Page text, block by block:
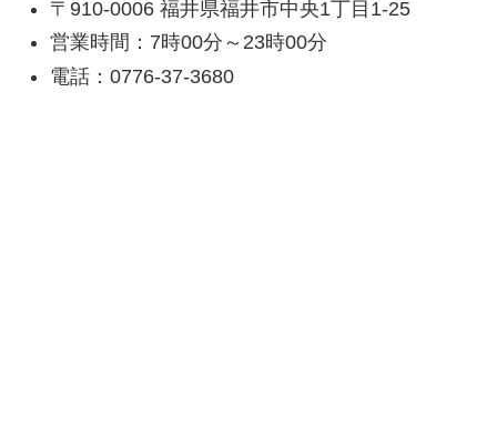
〒910-0006 福井県福井市中央1丁目1-25
営業時間：7時00分～23時00分
電話：0776-37-3680